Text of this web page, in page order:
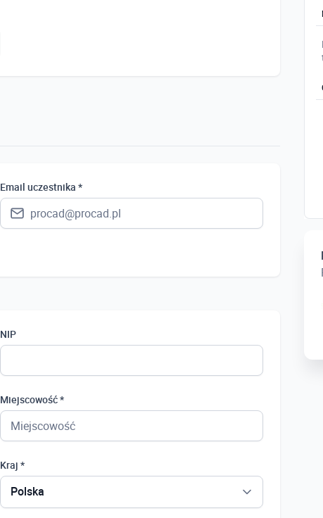
Email uczestnika *
NIP
Miejscowość *
Kraj *
Polska